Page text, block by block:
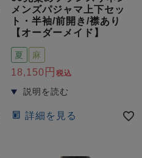
新着商品
- New Arrival -
ガールズかぶ
り
ボーイズ長袖
ボーイズ前開
ボーイズかぶ
メンズパジャマ上下セッ
ト・半袖/前開き/襟あり
【オーダーメイド】
夏 麻
18,150 税込
詳細を見る